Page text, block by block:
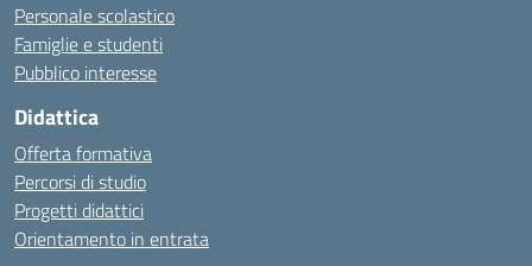
Personale scolastico
Famiglie e studenti
Pubblico interesse
Didattica
Offerta formativa
Percorsi di studio
Progetti didattici
Orientamento in entrata